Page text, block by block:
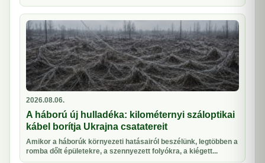
2026.08.06.
A háború új hulladéka: kilométernyi száloptikai
kábel borítja Ukrajna csatatereit
Amikor a háborúk környezeti hatásairól beszélünk, legtöbben a
romba dőlt épületekre, a szennyezett folyókra, a kiégett...